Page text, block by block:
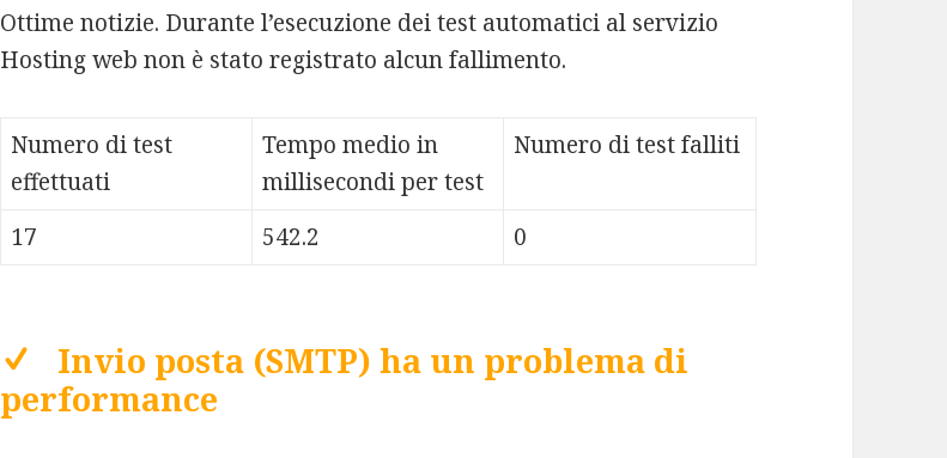
Ottime notizie. Durante l’esecuzione dei test automatici al servizio
Hosting web non è stato registrato alcun fallimento.
Numero di test
effettuati
Tempo medio in
millisecondi per test
Numero di test falliti
17 542.2 0
Invio posta (SMTP) ha un problema di
performance